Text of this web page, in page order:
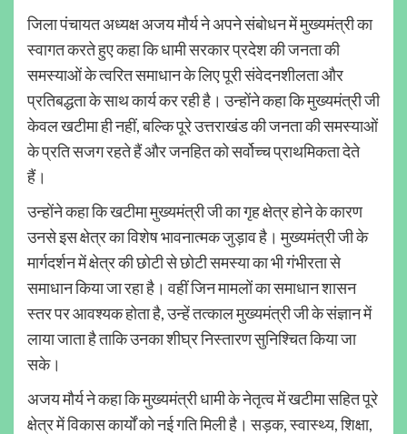
जिला पंचायत अध्यक्ष अजय मौर्य ने अपने संबोधन में मुख्यमंत्री का
स्वागत करते हुए कहा कि धामी सरकार प्रदेश की जनता की
समस्याओं के त्वरित समाधान के लिए पूरी संवेदनशीलता और
प्रतिबद्धता के साथ कार्य कर रही है। उन्होंने कहा कि मुख्यमंत्री जी
केवल खटीमा ही नहीं, बल्कि पूरे उत्तराखंड की जनता की समस्याओं
के प्रति सजग रहते हैं और जनहित को सर्वोच्च प्राथमिकता देते
हैं।
उन्होंने कहा कि खटीमा मुख्यमंत्री जी का गृह क्षेत्र होने के कारण
उनसे इस क्षेत्र का विशेष भावनात्मक जुड़ाव है। मुख्यमंत्री जी के
मार्गदर्शन में क्षेत्र की छोटी से छोटी समस्या का भी गंभीरता से
समाधान किया जा रहा है। वहीं जिन मामलों का समाधान शासन
स्तर पर आवश्यक होता है, उन्हें तत्काल मुख्यमंत्री जी के संज्ञान में
लाया जाता है ताकि उनका शीघ्र निस्तारण सुनिश्चित किया जा
सके।
अजय मौर्य ने कहा कि मुख्यमंत्री धामी के नेतृत्व में खटीमा सहित पूरे
क्षेत्र में विकास कार्यों को नई गति मिली है। सड़क, स्वास्थ्य, शिक्षा,